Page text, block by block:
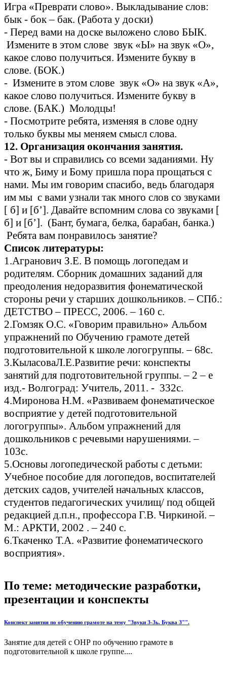
Игра «Преврати слово». Выкладывание слов:
бык - бок – бак. (Работа у доски)
- Перед вами на доске выложено слово БЫК.
Измените в этом слове звук «Ы» на звук «О»,
какое слово получиться. Измените букву в
слове. (БОК.)
- Измените в этом слове звук «О» на звук «А»,
какое слово получиться. Измените букву в
слове. (БАК.) Молодцы!
- Посмотрите ребята, изменяя в слове одну
только буквы мы меняем смысл слова.
12. Организация окончания занятия.
- Вот вы и справились со всеми заданиями. Ну
что ж, Биму и Бому пришла пора прощаться с
нами. Мы им говорим спасибо, ведь благодаря
им мы с вами узнали так много слов со звуками
[ б] и [б’]. Давайте вспомним слова со звуками [
б] и [б’]. (Бант, бумага, белка, барабан, банка.)
Ребята вам понравилось занятие?
Список литературы:
1.Агранович З.Е. В помощь логопедам и
родителям. Сборник домашних заданий для
преодоления недоразвития фонематической
стороны речи у старших дошкольников. – СПб.:
ДЕТСТВО – ПРЕСС, 2006. – 160 с.
2.Гомзяк О.С. «Говорим правильно» Альбом
упражнений по Обучению грамоте детей
подготовительной к школе логогруппы. – 68с.
3.КыласоваЛ.Е.Развитие речи: конспекты
занятий для подготовительной группы. – 2 – е
изд.- Волгоград: Учитель, 2011. - 332с.
4.Миронова Н.М. «Развиваем фонематическое
восприятие у детей подготовительной
логогруппы». Альбом упражнений для
дошкольников с речевыми нарушениями. –
103с.
5.Основы логопедической работы с детьми:
Учебное пособие для логопедов, воспитателей
детских садов, учителей начальных классов,
студентов педагогических училищ/ под общей
редакцией д.п.н., профессора Г.В. Чиркиной. –
М.: АРКТИ, 2002 . – 240 с.
6.Ткаченко Т.А. «Развитие фонематического
восприятия».
По теме: методические разработки,
презентации и конспекты
Конспект занятия по обучению грамоте на тему "Звуки З-Зь. Буква З"".
Занятие для детей с ОНР по обучению грамоте в
подготовительной к школе группе....